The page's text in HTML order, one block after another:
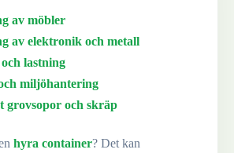
av möbler
av elektronik och metall
lastning
miljöhantering
grovsopor och skräp
hyra container? Det kan